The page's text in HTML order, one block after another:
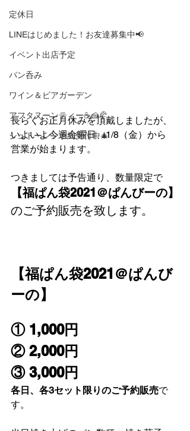
定休日
LINEはじめました！お友達募集中📢
イベント出店予定
パン呑み
ワイン＆ビアガーデン
アフタヌーンティー☕🍰🥐
シュトーレン予約受付中🎄
長らくお正月休みを頂戴しましたが、
いよいよ今週金曜日、1/8（金）から
営業が始まります。
つきましては予告通り、数量限定で
【福ぱん袋2021＠ぱんびーの】
のご予約販売を致します。
【福ぱん袋2021＠ぱんび
ーの】
① 1,000円
② 2,000円
③ 3,000円
各日、各3セット限りのご予約販売で
す。